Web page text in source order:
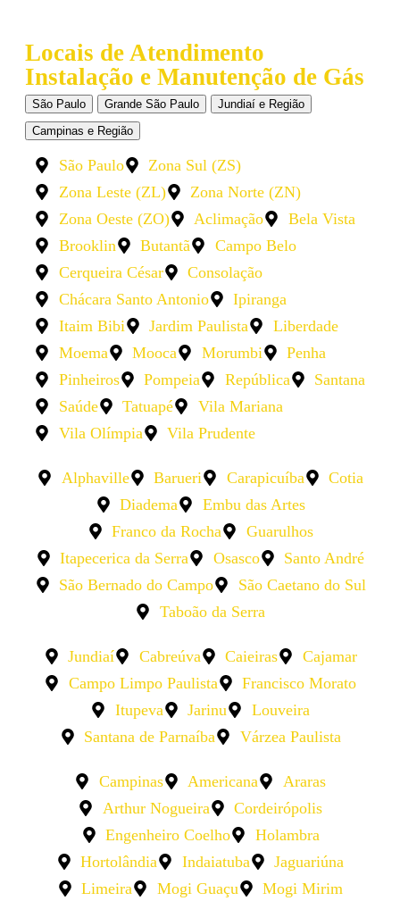
Locais de Atendimento
Instalação e Manutenção de Gás
São Paulo Grande São Paulo
Jundiaí e Região
Campinas e Região
São Paulo
Zona Sul (ZS)
Zona Leste (ZL)
Zona Norte (ZN)
Zona Oeste (ZO)
Aclimação
Bela Vista
Brooklin
Butantã
Campo Belo
Cerqueira César
Consolação
Chácara Santo Antonio
Ipiranga
Itaim Bibi
Jardim Paulista
Liberdade
Moema
Mooca Morumbi
Penha
Pinheiros
Pompeia República
Santana
Saúde
Tatuapé
Vila Mariana
Vila Olímpia
Vila Prudente
Alphaville Barueri Carapicuíba
Cotia
Diadema
Embu das Artes
Franco da Rocha
Guarulhos
Itapecerica da Serra
Osasco
Santo André
São Bernado do Campo
São Caetano do Sul
Taboão da Serra
Jundiaí Cabreúva Caieiras
Cajamar
Campo Limpo Paulista
Francisco Morato
Itupeva
Jarinu
Louveira
Santana de Parnaíba
Várzea Paulista
Campinas Americana
Araras
Arthur Nogueira
Cordeirópolis
Engenheiro Coelho
Holambra
Hortolândia
Indaiatuba
Jaguariúna
Limeira
Mogi Guaçu Mogi Mirim